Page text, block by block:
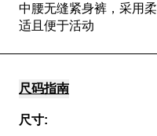
中腰无缝紧身裤，采用
适且便于活动
尺码指南
尺寸: